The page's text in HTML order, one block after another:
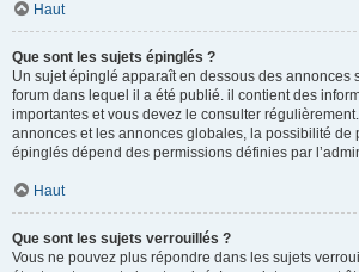
Haut
Que sont les sujets épinglés ?
Un sujet épinglé apparaît en dessous des annonces
forum dans lequel il a été publié. il contient des
importantes et vous devez le consulter
annonces et les annonces globales, la possibilité de
épinglés dépend des permissions définies par
Haut
Que sont les sujets verrouillés ?
Vous ne pouvez plus répondre dans les sujets